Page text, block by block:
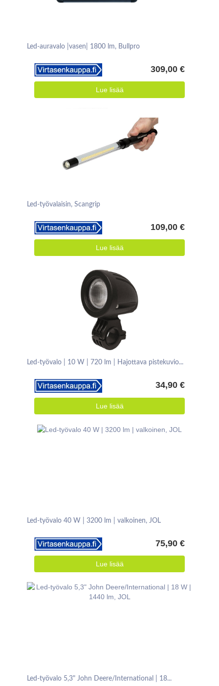
Led-auravalo |vasen| 1800 lm, Bullpro
309,00 €
Lue lisää
Led-työvalaisin, Scangrip
109,00 €
Lue lisää
Led-työvalo | 10 W | 720 lm | Hajottava pistekuvio...
34,90 €
Lue lisää
Led-työvalo 40 W | 3200 lm | valkoinen, JOL
75,90 €
Lue lisää
Led-työvalo 5,3" John Deere/International | 18...